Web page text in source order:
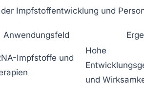
Impfstoffentwicklung und
Anwendungsfeld
Impfstoffe und
Hohe
und